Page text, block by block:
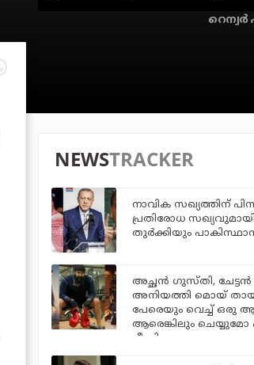
റെന്വര്‍
NEWSTRACKER
നാവിക സഖ്യത്തിന്
പ്രതിരോധ
തുര്‍ക്കിയും
അച്ഛന്‍ ഗുസ്തി, ചേട്ടന്‍
അനിയത്തി മൊയ്
പേരെയും വെച്ച് ഒരു
ആരെങ്കിലും
മീഡിയ